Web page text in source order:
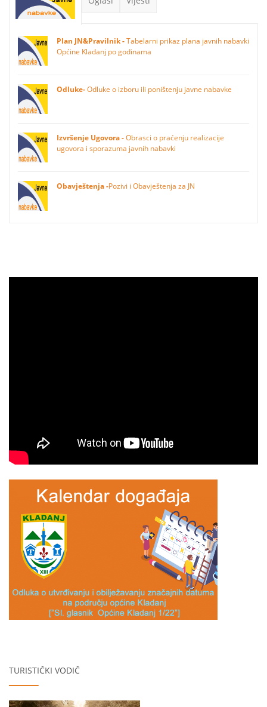
Plan JN&Pravilnik -Tabelarni prikaz plana javnih nabavki
Općine Kladanj po godinama
Odluke-Odluke o izboru ili poništenju javne nabavke
Izvršenje Ugovora -Obrasci o praćenju realizacije
ugovora i sporazuma javnih nabavki
Obavještenja -Pozivi i Obavještenja za JN
TURISTIČKI VODIČ